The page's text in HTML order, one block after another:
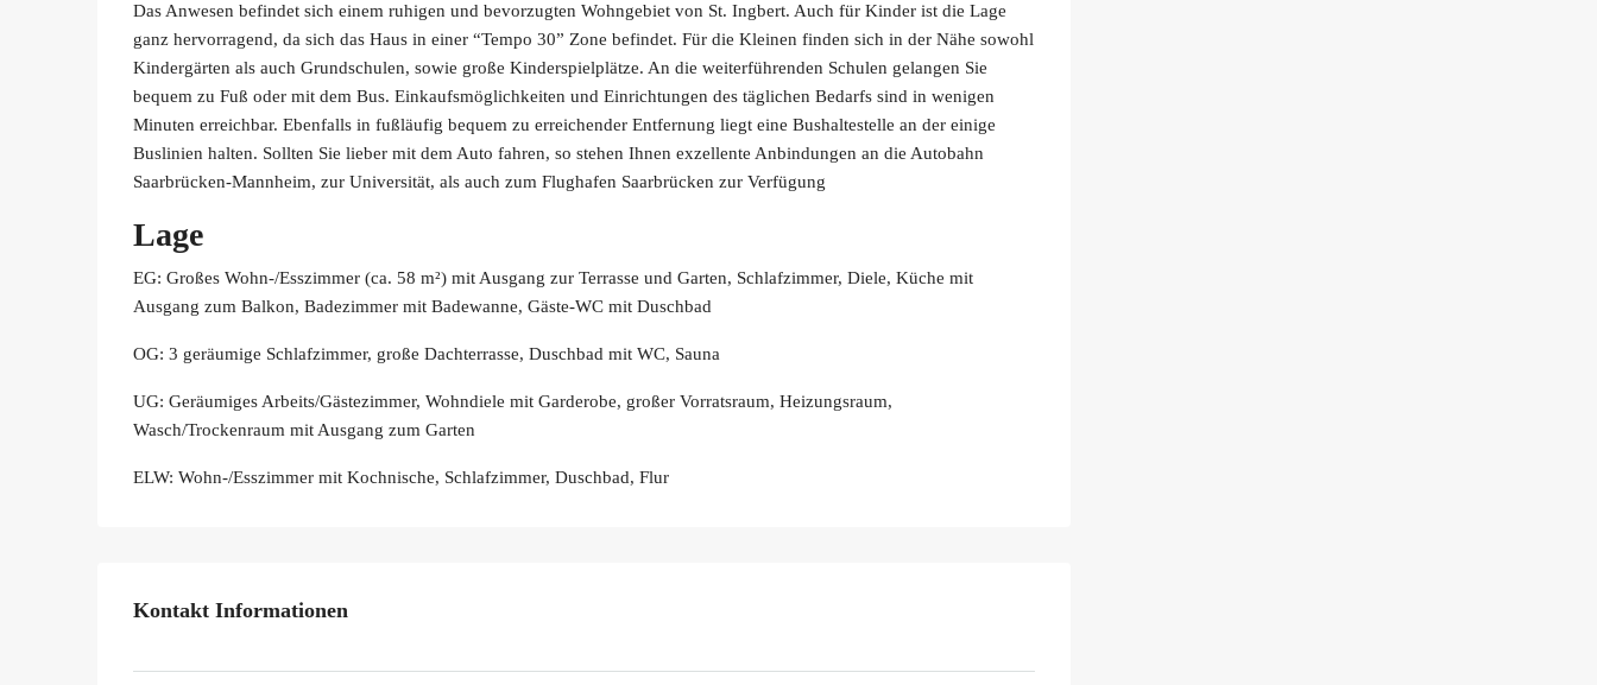
Das Anwesen befindet sich einem ruhigen und bevorzugten Wohngebiet von St. Ingbert. Auch für Kinder ist die Lage
ganz hervorragend, da sich das Haus in einer “Tempo 30” Zone befindet. Für die Kleinen finden sich in der Nähe sowohl
Kindergärten als auch Grundschulen, sowie große Kinderspielplätze. An die weiterführenden Schulen gelangen Sie
bequem zu Fuß oder mit dem Bus. Einkaufsmöglichkeiten und Einrichtungen des täglichen Bedarfs sind in wenigen
Minuten erreichbar. Ebenfalls in fußläufig bequem zu erreichender Entfernung liegt eine Bushaltestelle an der einige
Buslinien halten. Sollten Sie lieber mit dem Auto fahren, so stehen Ihnen exzellente Anbindungen an die Autobahn
Saarbrücken-Mannheim, zur Universität, als auch zum Flughafen Saarbrücken zur Verfügung
Lage
EG: Großes Wohn-/Esszimmer (ca. 58 m²) mit Ausgang zur Terrasse und Garten, Schlafzimmer, Diele, Küche mit
Ausgang zum Balkon, Badezimmer mit Badewanne, Gäste-WC mit Duschbad
OG: 3 geräumige Schlafzimmer, große Dachterrasse, Duschbad mit WC, Sauna
UG: Geräumiges Arbeits/Gästezimmer, Wohndiele mit Garderobe, großer Vorratsraum, Heizungsraum,
Wasch/Trockenraum mit Ausgang zum Garten
ELW: Wohn-/Esszimmer mit Kochnische, Schlafzimmer, Duschbad, Flur
Kontakt Informationen